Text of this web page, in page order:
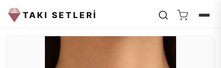
TAKI SETLERİ